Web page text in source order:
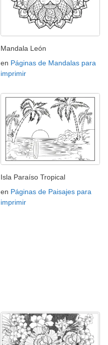
Mandala León
en Páginas de Mandalas para
imprimir
Isla Paraíso Tropical
en Páginas de Paisajes para
imprimir